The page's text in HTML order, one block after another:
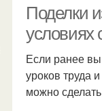
Поделки
условиях
Если ранее
уроков труда
можно